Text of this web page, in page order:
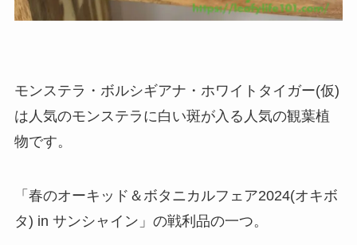
モンステラ・ボルシギアナ・ホワイトタイガー(仮)
は人気のモンステラに白い斑が入る人気の観葉植
物です。
「春のオーキッド＆ボタニカルフェア2024(オキボ
タ) in サンシャイン」の戦利品の一つ。